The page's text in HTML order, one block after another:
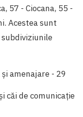
57 - Ciocana, 55 -
Acestea sunt
amenajare - 29
căi de comunicație